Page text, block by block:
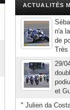
ACTUALITÉS
n'a
de
Très
29/
et
" Julien da